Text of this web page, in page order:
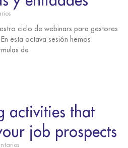
ciclo de webinars para gestores
esta octava sesión hemos
de
activities that
job prospects